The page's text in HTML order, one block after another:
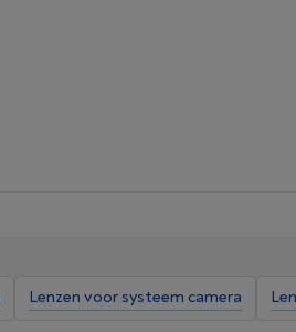
Lenzen voor systeem camera